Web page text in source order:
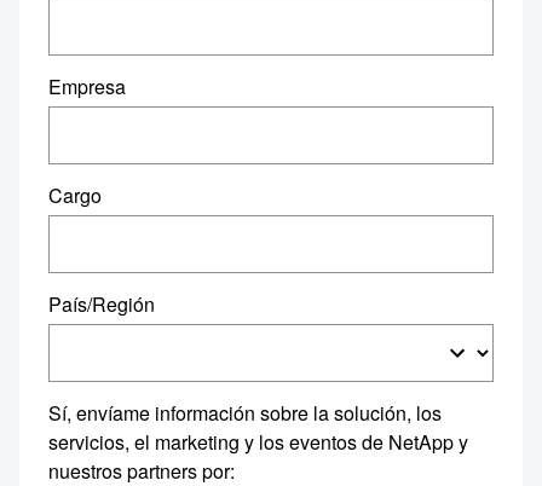
Empresa
Cargo
País/Región
Sí, envíame información sobre la solución, los
servicios, el marketing y los eventos de NetApp y
nuestros partners por: